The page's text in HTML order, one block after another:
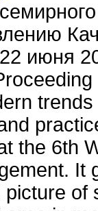
июня
the 6th
It
of